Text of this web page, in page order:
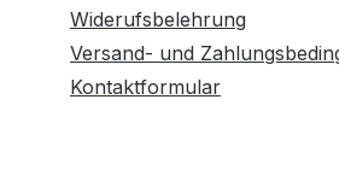
Widerufsbelehrung
Versand- und
Kontaktformular